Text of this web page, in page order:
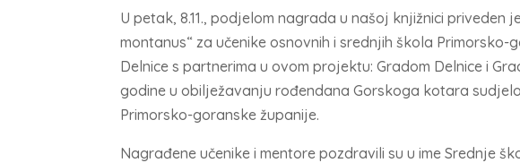
U petak, 8.11., podjelom nagrada u našoj knjižnici priveden
montanus“ za učenike osnovnih i srednjih škola
Delnice s partnerima u ovom projektu: Gradom Delnice i
godine u obilježavanju rođendana Gorskoga kotara
Primorsko-goranske županije.
Nagrađene učenike i mentore pozdravili su u ime Srednje